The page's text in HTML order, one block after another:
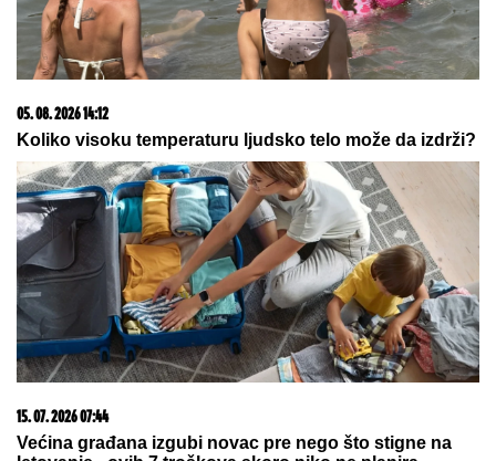
06. 08. 2026 07:08
Evo u kojim banjama važi vaučer od 10.000 dinara -
kompletan spisak destinacija u Srbiji
07. 08. 2026 09:14
Сазнања „Политике”: Црна Гора следећа у војном
савезу Загреба, Тиране и Приштине